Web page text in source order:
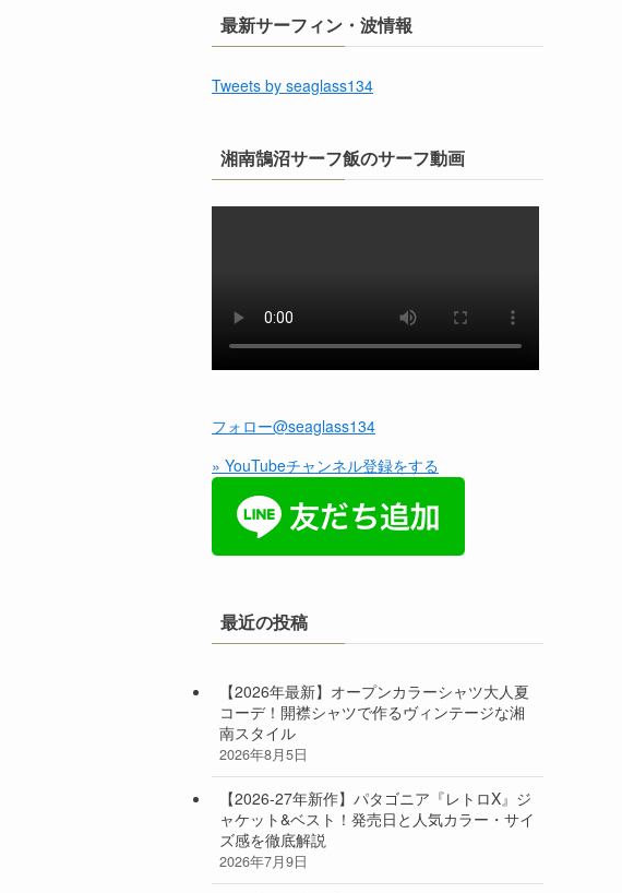
最新サーフィン・波情報
Tweets by seaglass134
湘南鵠沼サーフ飯のサーフ動画
フォロー@seaglass134
» YouTubeチャンネル登録をする
最近の投稿
【2026年最新】オープンカラーシャツ大人夏
コーデ！開襟シャツで作るヴィンテージな湘
南スタイル
2026年8月5日
【2026-27年新作】パタゴニア『レトロX』ジ
ャケット&ベスト！発売日と人気カラー・サイ
ズ感を徹底解説
2026年7月9日